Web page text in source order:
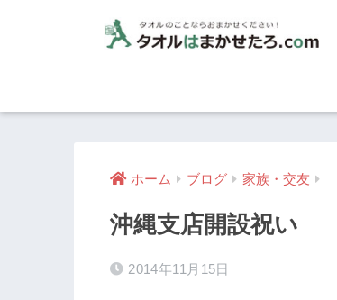
ホーム ブログ 家族・交友
沖縄支店開設祝い
2014年11月15日